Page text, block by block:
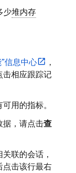
少堆内存
信息中心
，
击相应跟踪记
用的指标。
据，请点击查
联的会话，
点击该行最右